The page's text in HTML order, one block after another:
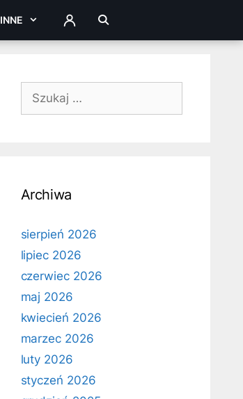
INNE ZALOGUJ
Szukaj:
Archiwa
sierpień 2026
lipiec 2026
czerwiec 2026
maj 2026
kwiecień 2026
marzec 2026
luty 2026
styczeń 2026